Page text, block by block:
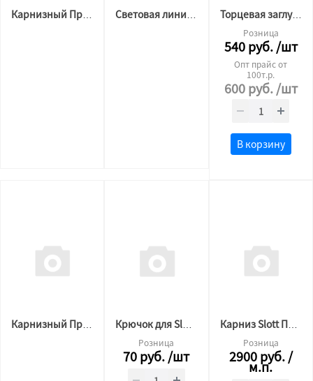
Карнизный Профиль SLOTT MOTION 2 м.п черный Световая линия SLOTT LINE черная (со вставкой в комплекте) Торцевая заглушка для SLOTT INTRUDER 1ф.вид.фикс. черная
Розница
540руб./шт
Опт прайс от
100т.р.
600руб./шт
В корзину
Карнизный Профиль SLOTT MOTION 3м.п черный Крючок для Slott Парсек белый
Розница
70руб./шт
Карниз Slott Парсек белый
Розница
2900руб./
м.п.